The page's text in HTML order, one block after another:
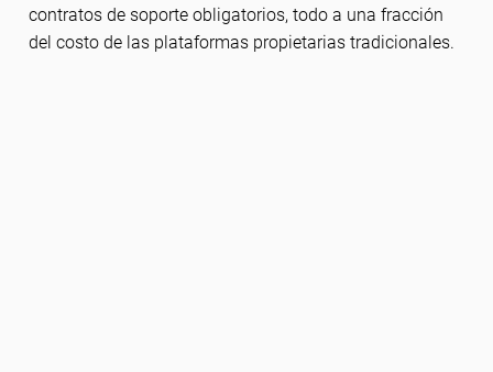
contratos de soporte obligatorios, todo a una fracción
del costo de las plataformas propietarias tradicionales.